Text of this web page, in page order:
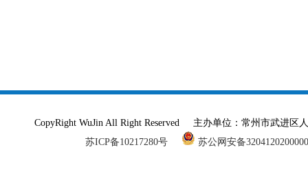
CopyRight WuJin All Right Reserved 主办单位：常州市武进
苏ICP备10217280号
苏公网安备